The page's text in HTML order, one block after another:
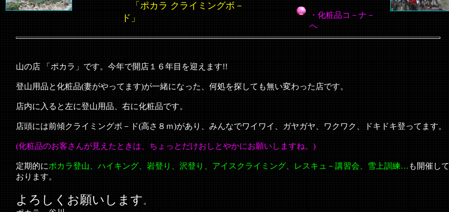
山の店 「ポカラ」です。今年で開店１６年目を迎えます!!
登山用品と化粧品(妻がやってます)が一緒になった、何処を探しても無い変わった店です。
店内に入ると左に登山用品、右に化粧品です。
店頭には前傾クライミングボ－ド(高さ８ｍ)があり、みんなでワイワイ、ガヤガヤ、ワクワク、ドキドキ登ってます。
(化粧品のお客さんが見えたときは、ちょっとだけおしとやかにお願いしますね。)
定期的にポカラ登山、ハイキング、岩登り、沢登り、アイスクライミング、レスキュ－講習会、雪上訓練… も開催して
おります。
よろしくお願いします 。
・化粧品コ－ナ－
へ
「ポカラ クライミングボ－
ド」